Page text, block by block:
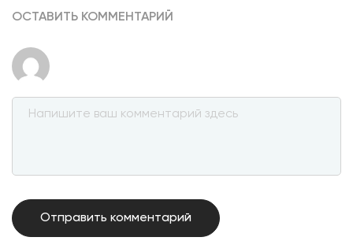
ОСТАВИТЬ КОММЕНТАРИЙ